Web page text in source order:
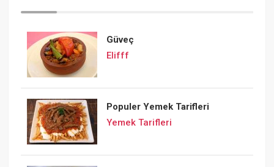
Güveç
Elifff
Populer Yemek Tarifleri
Yemek Tarifleri